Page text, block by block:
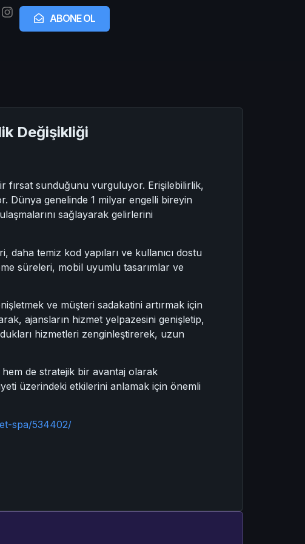
ABONE OL
Değişikliği
fırsat sunduğunu vurguluyor. Erişilebilirlik,
Dünya genelinde 1 milyar engelli bireyin
sağlayarak gelirlerini
temiz kod yapıları ve kullanıcı dostu
süreleri, mobil uyumlu tasarımlar ve
ve müşteri sadakatini artırmak için
ajansların hizmet yelpazesini genişletip,
hizmetleri zenginleştirerek, uzun
de stratejik bir avantaj olarak
üzerindeki etkilerini anlamak için önemli
spa/534402/